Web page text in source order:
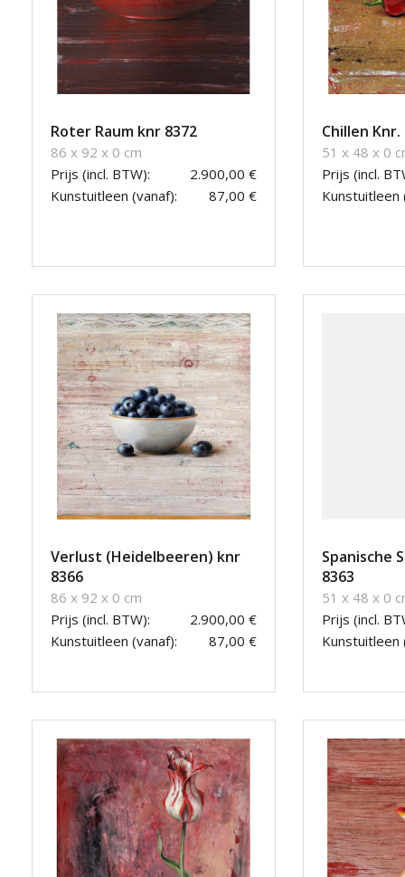
Roter Raum knr 8372
86 x 92 x 0 cm
Prijs (incl. BTW):
2.900,00 €
Kunstuitleen (vanaf):
87,00 €
Chillen Knr.
51 x 48 x 0
Prijs (incl.
Kunstuitleen
Verlust (Heidelbeeren) knr
8366
86 x 92 x 0 cm
Prijs (incl. BTW):
2.900,00 €
Kunstuitleen (vanaf):
87,00 €
Spanische
8363
51 x 48 x 0
Prijs (incl.
Kunstuitleen